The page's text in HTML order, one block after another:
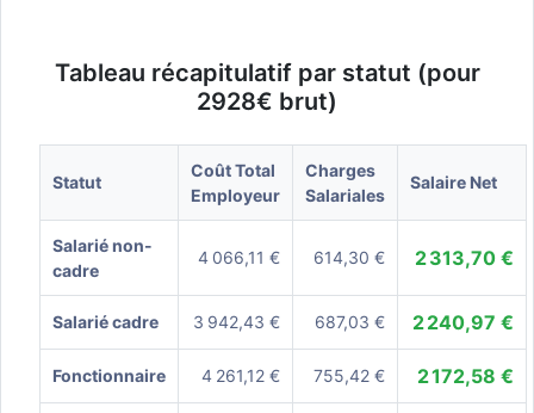
Tableau récapitulatif par statut (pour
2928€ brut)
Statut
Coût Total
Employeur
Charges
Salariales
Salaire Net
Salarié non-
cadre
4 066,11 € 614,30 € 2 313,70 €
Salarié cadre 3 942,43 € 687,03 € 2 240,97 €
Fonctionnaire 4 261,12 € 755,42 € 2 172,58 €